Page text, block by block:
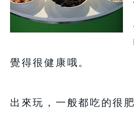
覺得很健康哦。
出來玩，一般都吃的很